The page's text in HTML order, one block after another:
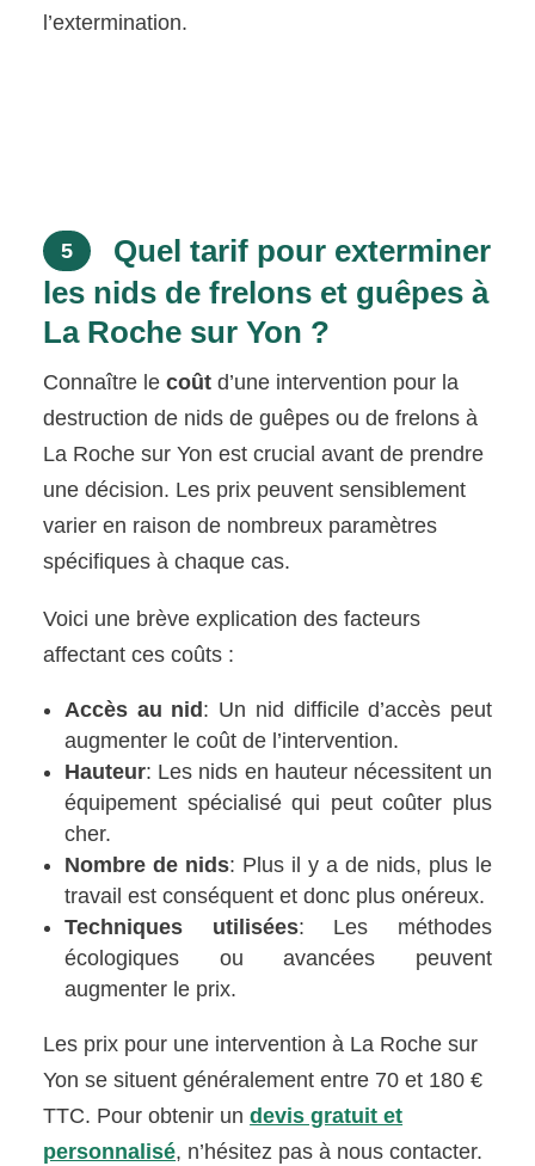
l’extermination.
5
Quel tarif pour exterminer
les nids de frelons et guêpes à
La Roche sur Yon ?
Connaître lecoût d’une intervention pour la
destruction de nids de guêpes ou de frelons à
La Roche sur Yon est crucial avant de prendre
une décision. Les prix peuvent sensiblement
varier en raison de nombreux paramètres
spécifiques à chaque cas.
Voici une brève explication des facteurs
affectant ces coûts :
Accès au nid: Un nid difficile d’accès peut
augmenter le coût de l’intervention.
Hauteur: Les nids en hauteur nécessitent un
équipement spécialisé qui peut coûter plus
cher.
Nombre de nids: Plus il y a de nids, plus le
travail est conséquent et donc plus onéreux.
Techniques utilisées: Les méthodes
écologiques ou avancées peuvent
augmenter le prix.
Les prix pour une intervention à La Roche sur
Yon se situent généralement entre 70 et 180 €
TTC. Pour obtenir undevis gratuit et
personnalisé, n’hésitez pas à nous contacter.